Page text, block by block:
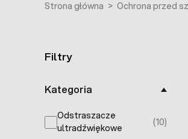
Strona główna > Ochrona przed
Filtry
Kategoria
Odstraszacze
ultradźwiękowe
(10)
products available